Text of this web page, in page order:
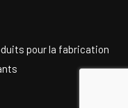
pour la fabrication